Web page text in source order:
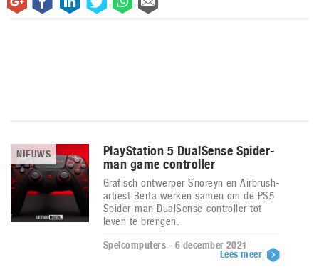
NIEUWS
PlayStation 5 DualSense Spider-
man game controller
Grafisch ontwerper Snoreyn en Airbrush-
artiest Berta werken samen om de PS5
Spider-man DualSense-controller tot
leven te brengen.
Spelcomputers - 6 december 2021
Lees meer